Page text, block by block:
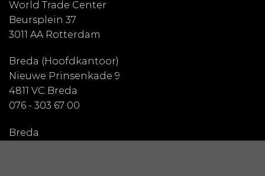
World Trade Center
Beursplein 37
3011 AA Rotterdam
Breda (Hoofdkantoor)
Nieuwe Prinsenkade 9
4811 VC Breda
076 - 303 67 00
Breda